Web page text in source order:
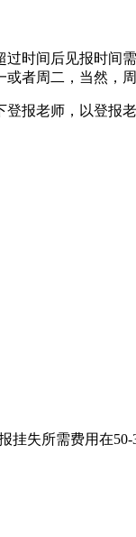
时间后见报时间需
者周二，当然，
报老师，以登报老
失所需费用在